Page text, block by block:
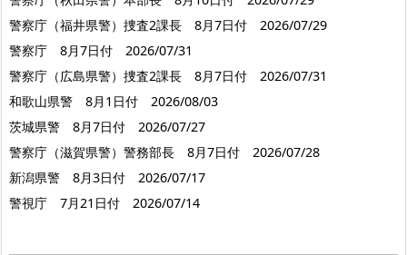
警察庁（福井県警）捜査2課長 8月7日付 2026/07/29
警察庁 8月7日付 2026/07/31
警察庁（広島県警）捜査2課長 8月7日付 2026/07/31
和歌山県警 8月1日付 2026/08/03
茨城県警 8月7日付 2026/07/27
警察庁（滋賀県警）警務部長 8月7日付 2026/07/28
新潟県警 8月3日付 2026/07/17
警視庁 7月21日付 2026/07/14